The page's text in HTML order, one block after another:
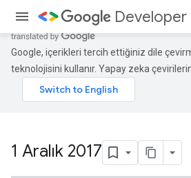
Developer
Google, içerikleri tercih ettiğiniz dile
teknolojisini kullanır. Yapay zeka
1 Aralık 2017